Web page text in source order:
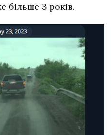
більше 3 років.